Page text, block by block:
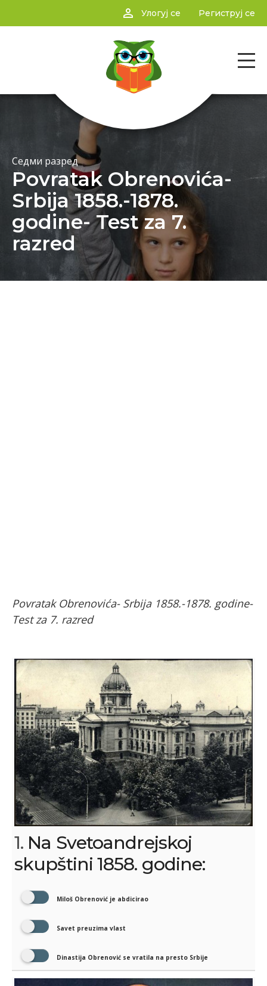
person_outline Улогуј се Региструј се
Седми разред
Povratak Obrenovića-
Srbija 1858.-1878.
godine- Test za 7.
razred
Povratak Obrenovića- Srbija 1858.-1878. godine-
Test za 7. razred
1. Na Svetoandrejskoj
skupštini 1858. godine:
Miloš Obrenović je abdicirao
Savet preuzima vlast
Dinastija Obrenović se vratila na presto Srbije